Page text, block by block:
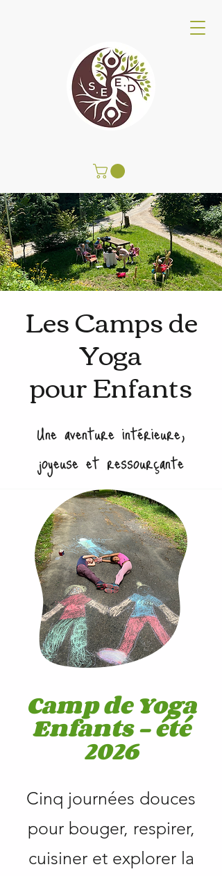
Les Camps de
Yoga
pour Enfants
Une aventure intérieure,
joyeuse et ressourçante
Camp de Yoga
Enfants – été
2026
Cinq journées douces
pour bouger, respirer,
cuisiner et explorer la